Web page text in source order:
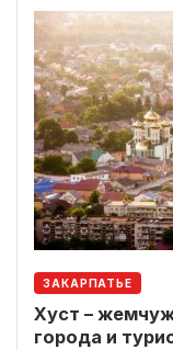
ЗАКАРПАТЬЕ
Хуст –
города и